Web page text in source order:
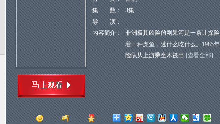
集 数：
3集
导 演：
内容简介：
非洲极其凶险的刚果河是一条让探
着一种虎鱼，逮什么吃什么。1985
险队从上游乘坐木筏出 [查看全部]